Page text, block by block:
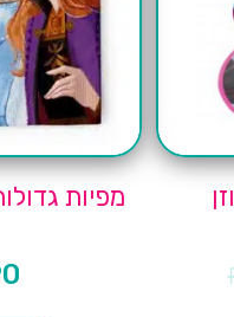
מפיות גדולות